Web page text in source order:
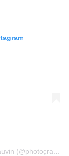
Una publicación compartida de Marc Chauvin (@photographe_marc_chauvin)